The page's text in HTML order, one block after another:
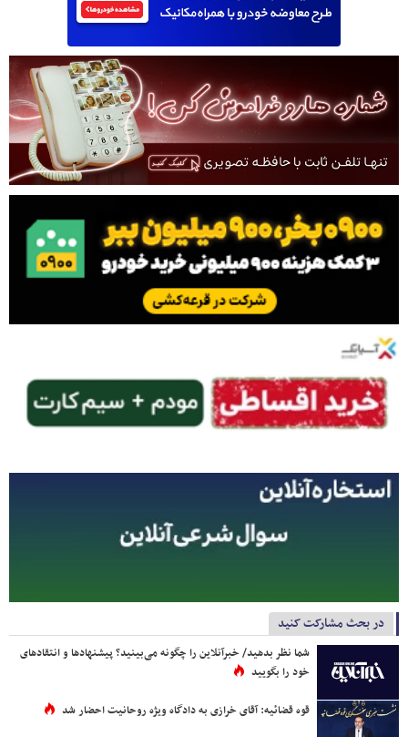
در بحث مشارکت کنید
شما نظر بدهید/ خبرآنلاین را چگونه می‌بینید؟ پیشنهادها و انتقادهای
خود را بگویید
قوه قضائیه: آقای خرازی به دادگاه ویژه روحانیت احضار شد